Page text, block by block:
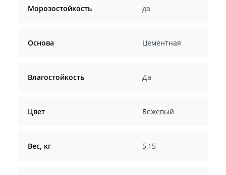
Морозостойкость да
Основа Цементная
Влагостойкость Да
Цвет Бежевый
Вес, кг 5,15